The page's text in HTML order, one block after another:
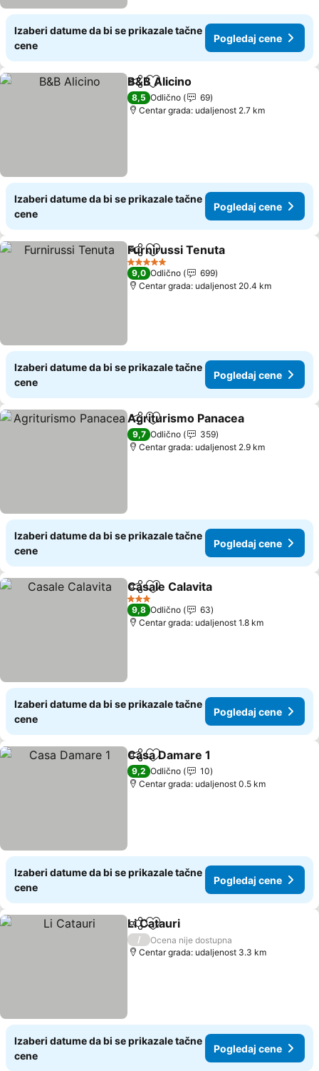
Izaberi datume da bi se prikazale tačne
cene
Pogledaj cene
Deli Dodati u favorite
B&B Alicino
8,5 Odlično
69
Centar grada: udaljenost 2.7 km
Izaberi datume da bi se prikazale tačne
cene
Pogledaj cene
Deli Dodati u favorite
Furnirussi Tenuta
5 Zvezdice
9,0 Odlično
699
Centar grada: udaljenost 20.4 km
Izaberi datume da bi se prikazale tačne
cene
Pogledaj cene
Deli Dodati u favorite
Agriturismo Panacea
9,7 Odlično
359
Centar grada: udaljenost 2.9 km
Izaberi datume da bi se prikazale tačne
cene
Pogledaj cene
Deli Dodati u favorite
Casale Calavita
3 Zvezdice
9,8 Odlično
63
Centar grada: udaljenost 1.8 km
Izaberi datume da bi se prikazale tačne
cene
Pogledaj cene
Deli Dodati u favorite
Casa Damare 1
9,2 Odlično
10
Centar grada: udaljenost 0.5 km
Izaberi datume da bi se prikazale tačne
cene
Pogledaj cene
Deli Dodati u favorite
Li Catauri
/
Ocena nije dostupna
Centar grada: udaljenost 3.3 km
Izaberi datume da bi se prikazale tačne
cene
Pogledaj cene